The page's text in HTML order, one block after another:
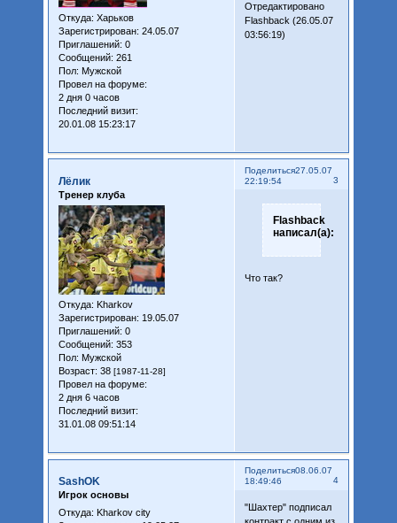
Откуда: Харьков
Зарегистрирован: 24.05.07
Приглашений: 0
Сообщений: 261
Пол: Мужской
Провел на форуме:
2 дня 0 часов
Последний визит:
20.01.08 15:23:17
Отредактировано
Flashback (26.05.07
03:56:19)
Поделиться
3
27.05.07
22:19:54
Лёлик
Тренер клуба
Откуда: Kharkov
Зарегистрирован: 19.05.07
Приглашений: 0
Сообщений: 353
Пол: Мужской
Возраст: 38 [1987-11-28]
Провел на форуме:
2 дня 6 часов
Последний визит:
31.01.08 09:51:14
Flashback
написал(а):
Что так?
Поделиться
4
08.06.07
18:49:46
SashOK
Игрок основы
Откуда: Kharkov city
"Шахтер" подписал